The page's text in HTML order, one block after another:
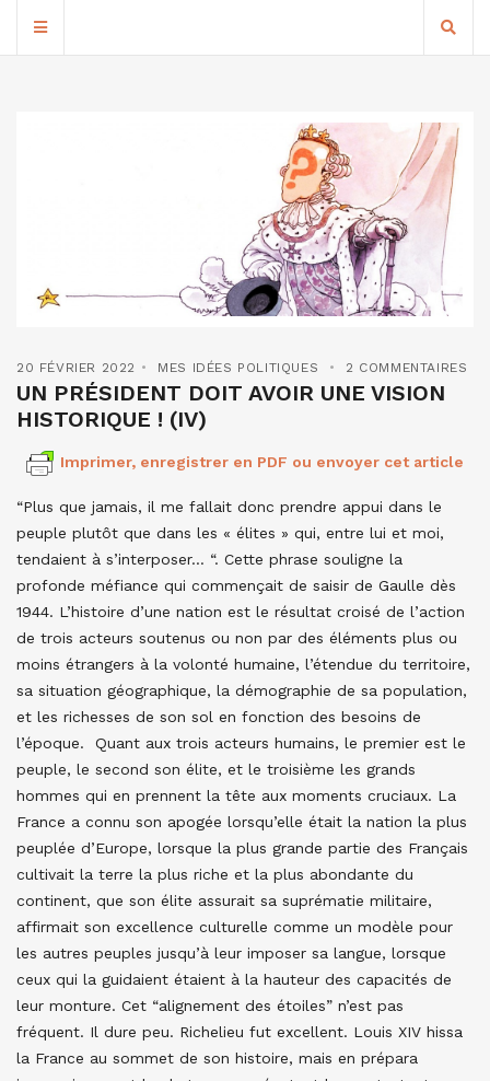
20 FÉVRIER 2022 MES IDÉES POLITIQUES 2 COMMENTAIRES
UN PRÉSIDENT DOIT AVOIR UNE VISION
HISTORIQUE ! (IV)
Imprimer, enregistrer en PDF ou envoyer cet article
“Plus que jamais, il me fallait donc prendre appui dans le
peuple plutôt que dans les « élites » qui, entre lui et moi,
tendaient à s’interposer… “. Cette phrase souligne la
profonde méfiance qui commençait de saisir de Gaulle dès
1944. L’histoire d’une nation est le résultat croisé de l’action
de trois acteurs soutenus ou non par des éléments plus ou
moins étrangers à la volonté humaine, l’étendue du territoire,
sa situation géographique, la démographie de sa population,
et les richesses de son sol en fonction des besoins de
l’époque. Quant aux trois acteurs humains, le premier est le
peuple, le second son élite, et le troisième les grands
hommes qui en prennent la tête aux moments cruciaux. La
France a connu son apogée lorsqu’elle était la nation la plus
peuplée d’Europe, lorsque la plus grande partie des Français
cultivait la terre la plus riche et la plus abondante du
continent, que son élite assurait sa suprématie militaire,
affirmait son excellence culturelle comme un modèle pour
les autres peuples jusqu’à leur imposer sa langue, lorsque
ceux qui la guidaient étaient à la hauteur des capacités de
leur monture. Cet “alignement des étoiles” n’est pas
fréquent. Il dure peu. Richelieu fut excellent. Louis XIV hissa
la France au sommet de son histoire, mais en prépara